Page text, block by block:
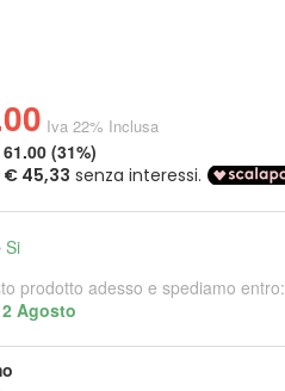
Iva 22% Inclusa
(31%)
Si
prodotto adesso e spediamo entro:
Agosto